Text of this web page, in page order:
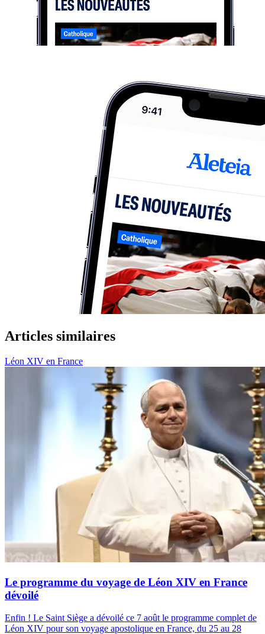
Articles similaires
Léon XIV en France
Le programme du voyage de Léon XIV en France
dévoilé
Enfin ! Le Saint Siège a dévoilé ce 7 août le programme complet de
Léon XIV pour son voyage apostolique en France, du 25 au 28